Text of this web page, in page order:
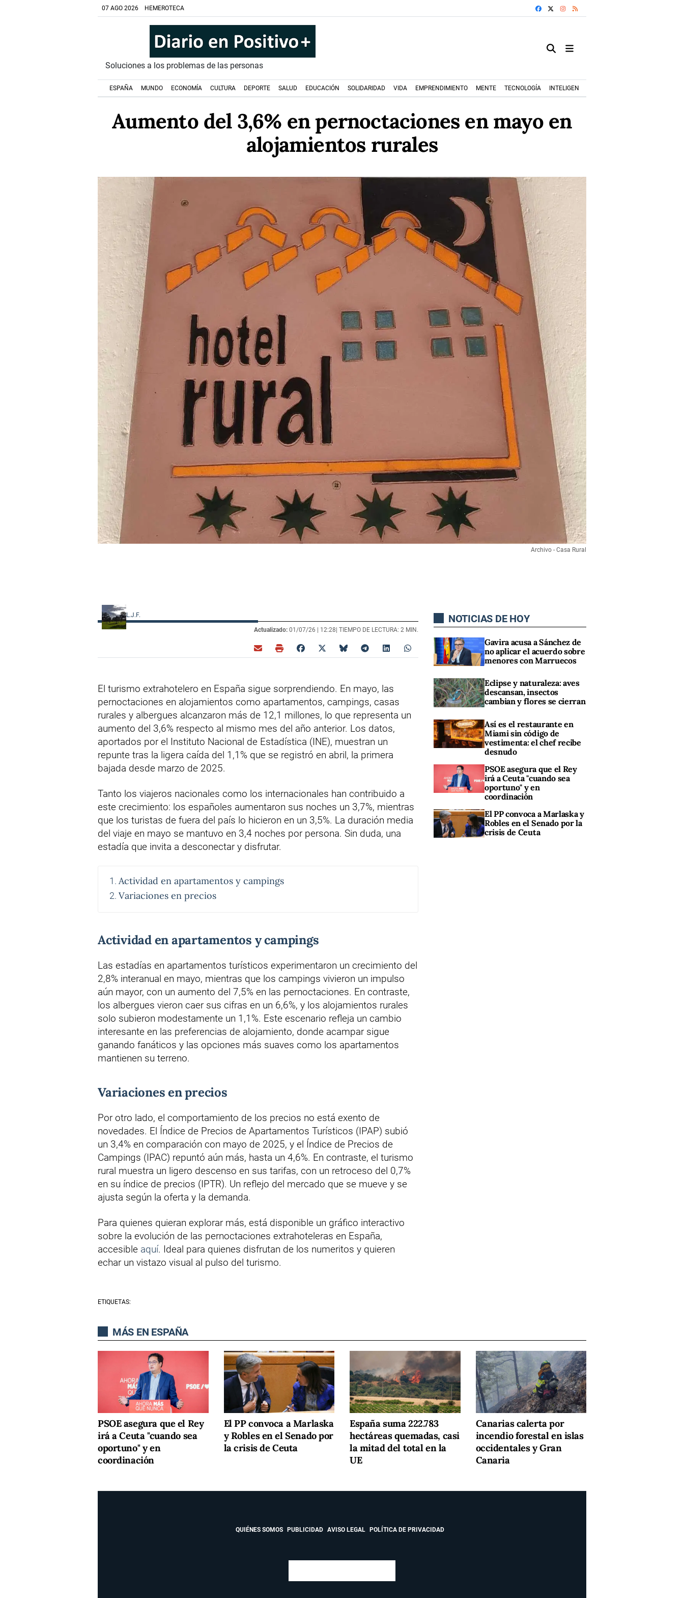
07 AGO 2026 HEMEROTECA FACEBOOKINSTAGRAM
Soluciones a los problemas de las personas
ESPAÑA MUNDO ECONOMÍA CULTURA DEPORTE SALUD EDUCACIÓN SOLIDARIDAD VIDA EMPRENDIMIENTO MENTE TECNOLOGÍA INTELIGENCIA ARTIFICIAL
Aumento del 3,6% en pernoctaciones en mayo en
alojamientos rurales
Archivo - Casa Rural
L.J.F.
Actualizado: 01/07/26 | 12:28 | TIEMPO DE LECTURA: 2 MIN.
El turismo extrahotelero en España sigue sorprendiendo. En mayo, las
pernoctaciones en alojamientos como apartamentos, campings, casas
rurales y albergues alcanzaron más de 12,1 millones, lo que representa un
aumento del 3,6% respecto al mismo mes del año anterior. Los datos,
aportados por el Instituto Nacional de Estadística (INE), muestran un
repunte tras la ligera caída del 1,1% que se registró en abril, la primera
bajada desde marzo de 2025.
Tanto los viajeros nacionales como los internacionales han contribuido a
este crecimiento: los españoles aumentaron sus noches un 3,7%, mientras
que los turistas de fuera del país lo hicieron en un 3,5%. La duración media
del viaje en mayo se mantuvo en 3,4 noches por persona. Sin duda, una
estadía que invita a desconectar y disfrutar.
Actividad en apartamentos y campings
Variaciones en precios
Actividad en apartamentos y campings
Las estadías en apartamentos turísticos experimentaron un crecimiento del
2,8% interanual en mayo, mientras que los campings vivieron un impulso
aún mayor, con un aumento del 7,5% en las pernoctaciones. En contraste,
los albergues vieron caer sus cifras en un 6,6%, y los alojamientos rurales
solo subieron modestamente un 1,1%. Este escenario refleja un cambio
interesante en las preferencias de alojamiento, donde acampar sigue
ganando fanáticos y las opciones más suaves como los apartamentos
mantienen su terreno.
Variaciones en precios
Por otro lado, el comportamiento de los precios no está exento de
novedades. El Índice de Precios de Apartamentos Turísticos (IPAP) subió
un 3,4% en comparación con mayo de 2025, y el Índice de Precios de
Campings (IPAC) repuntó aún más, hasta un 4,6%. En contraste, el turismo
rural muestra un ligero descenso en sus tarifas, con un retroceso del 0,7%
en su índice de precios (IPTR). Un reflejo del mercado que se mueve y se
ajusta según la oferta y la demanda.
Para quienes quieran explorar más, está disponible un gráfico interactivo
sobre la evolución de las pernoctaciones extrahoteleras en España,
accesible aquí. Ideal para quienes disfrutan de los numeritos y quieren
echar un vistazo visual al pulso del turismo.
ETIQUETAS:
NOTICIAS DE HOY
Gavira acusa a Sánchez de
no aplicar el acuerdo sobre
menores con Marruecos
Eclipse y naturaleza: aves
descansan, insectos
cambian y flores se cierran
Así es el restaurante en
Miami sin código de
vestimenta: el chef recibe
desnudo
PSOE asegura que el Rey
irá a Ceuta "cuando sea
oportuno" y en
coordinación
El PP convoca a Marlaska y
Robles en el Senado por la
crisis de Ceuta
MÁS EN ESPAÑA
PSOE asegura que el Rey
irá a Ceuta "cuando sea
oportuno" y en
coordinación
El PP convoca a Marlaska
y Robles en el Senado por
la crisis de Ceuta
España suma 222.783
hectáreas quemadas, casi
la mitad del total en la
UE
Canarias calerta por
incendio forestal en islas
occidentales y Gran
Canaria
QUIÉNES SOMOS PUBLICIDAD AVISO LEGAL POLÍTICA DE PRIVACIDAD